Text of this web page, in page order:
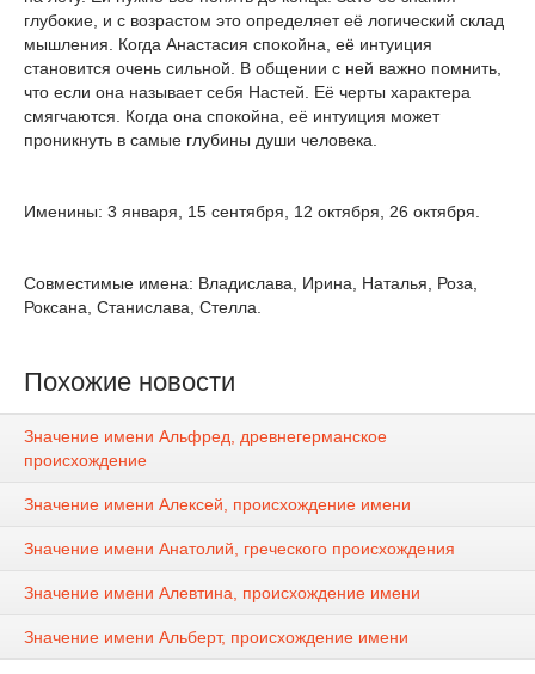
глубокие, и с возрастом это определяет её логический склад
мышления. Когда Анастасия спокойна, её интуиция
становится очень сильной. В общении с ней важно помнить,
что если она называет себя Настей. Её черты характера
смягчаются. Когда она спокойна, её интуиция может
проникнуть в самые глубины души человека.
Именины: 3 января, 15 сентября, 12 октября, 26 октября.
Совместимые имена: Владислава, Ирина, Наталья, Роза,
Роксана, Станислава, Стелла.
Похожие новости
Значение имени Альфред, древнегерманское
происхождение
Значение имени Алексей, происхождение имени
Значение имени Анатолий, греческого происхождения
Значение имени Алевтина, происхождение имени
Значение имени Альберт, происхождение имени